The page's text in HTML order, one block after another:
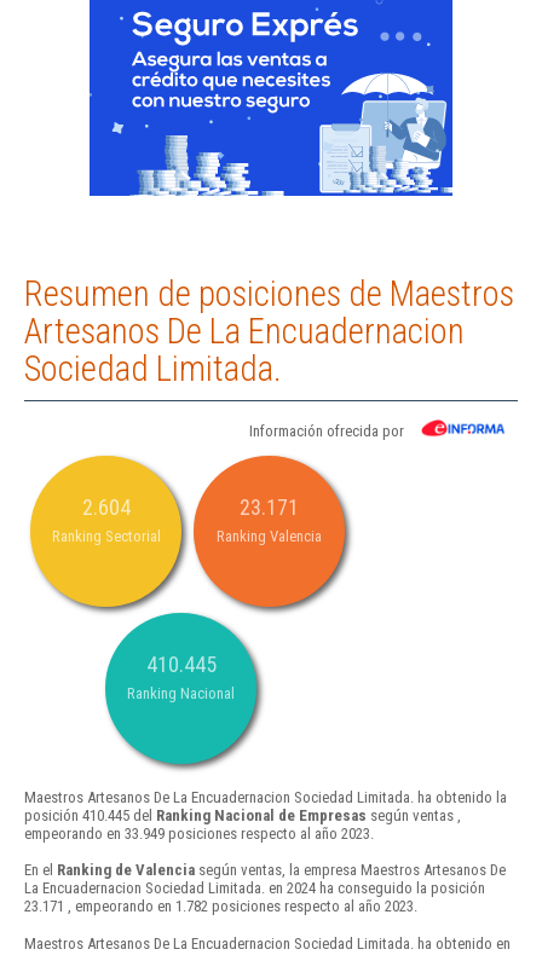
Resumen de posiciones de Maestros
Artesanos De La Encuadernacion
Sociedad Limitada.
Información ofrecida por
2.604
Ranking Sectorial
23.171
Ranking Valencia
410.445
Ranking Nacional
Maestros Artesanos De La Encuadernacion Sociedad Limitada. ha obtenido la
posición 410.445 del Ranking Nacional de Empresas según ventas ,
empeorando en 33.949 posiciones respecto al año 2023.
En el Ranking de Valencia según ventas, la empresa Maestros Artesanos De
La Encuadernacion Sociedad Limitada. en 2024 ha conseguido la posición
23.171 , empeorando en 1.782 posiciones respecto al año 2023.
Maestros Artesanos De La Encuadernacion Sociedad Limitada. ha obtenido en